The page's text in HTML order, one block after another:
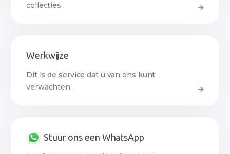
collecties.
Werkwijze
Dit is de service dat u van ons kunt
verwachten.
Stuur ons een WhatsApp